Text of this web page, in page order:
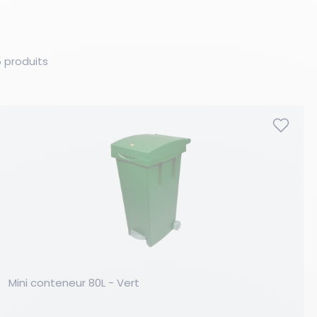
produits
Mini conteneur 80L - Vert